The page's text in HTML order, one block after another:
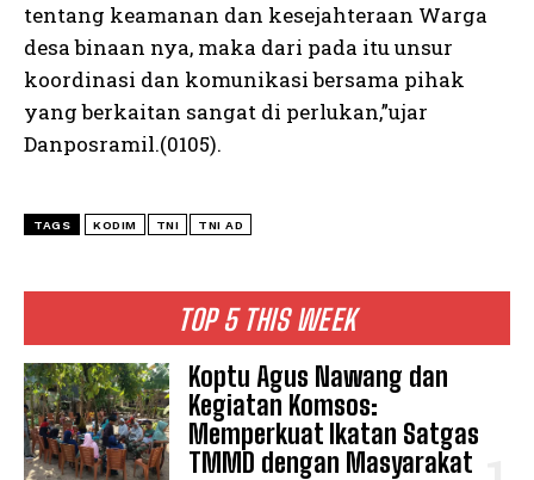
TOP 5 THIS WEEK
Koptu Agus Nawang dan
Kegiatan Komsos:
Memperkuat Ikatan Satgas
TMMD dengan Masyarakat
tentang keamanan dan kesejahteraan Warga
desa binaan nya, maka dari pada itu unsur
koordinasi dan komunikasi bersama pihak
yang berkaitan sangat di perlukan,”ujar
Danposramil.(0105).
TAGS KODIM TNI TNI AD